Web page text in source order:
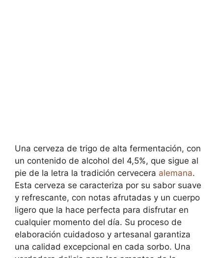
Una cerveza de trigo de alta fermentación, con
un contenido de alcohol del 4,5%, que sigue al
pie de la letra la tradición cervecera alemana.
Esta cerveza se caracteriza por su sabor suave
y refrescante, con notas afrutadas y un cuerpo
ligero que la hace perfecta para disfrutar en
cualquier momento del día. Su proceso de
elaboración cuidadoso y artesanal garantiza
una calidad excepcional en cada sorbo. Una